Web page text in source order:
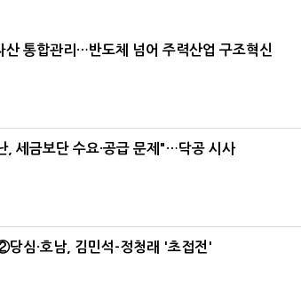
통합관리…반도체 넘어 주력산업 구조혁신
, 세금보단 수요·공급 문제"…닥공 시사
당심·호남, 김민석-정청래 '초접전'